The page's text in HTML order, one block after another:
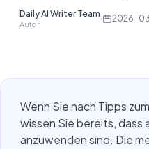
Daily AI Writer Team
Autor
· 2026-
Wenn Sie nach Tipps
wissen Sie bereits, dass
anzuwenden sind. Die